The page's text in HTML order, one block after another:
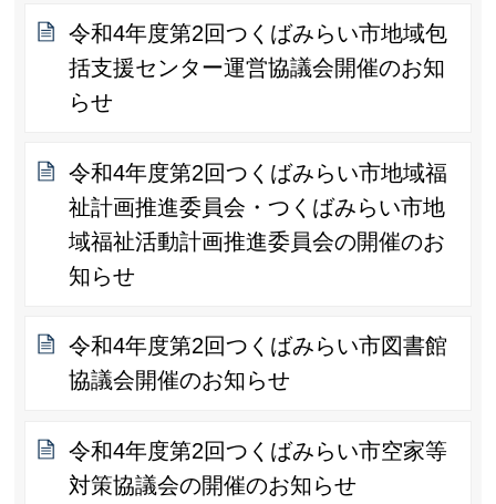
令和4年度第2回つくばみらい市地域包
括支援センター運営協議会開催のお知
らせ
令和4年度第2回つくばみらい市地域福
祉計画推進委員会・つくばみらい市地
域福祉活動計画推進委員会の開催のお
知らせ
令和4年度第2回つくばみらい市図書館
協議会開催のお知らせ
令和4年度第2回つくばみらい市空家等
対策協議会の開催のお知らせ